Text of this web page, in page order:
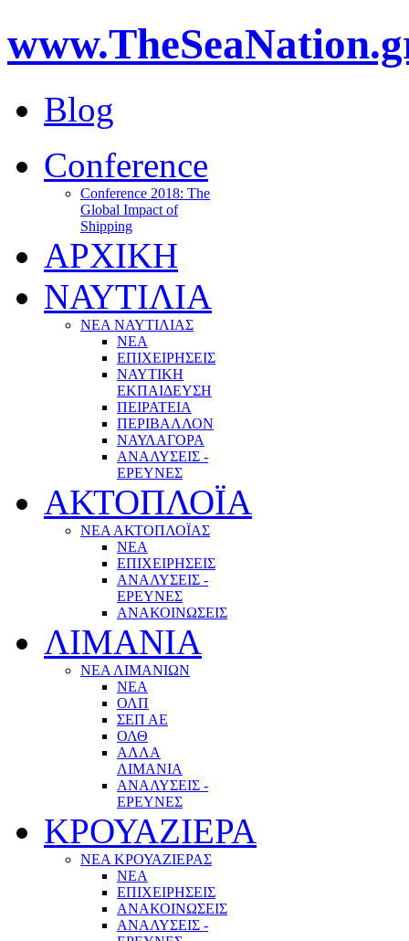
Blog
Conference
Conference 2018: The
Global Impact of
Shipping
ΑΡΧΙΚΗ
ΝΑΥΤΙΛΙΑ
ΝΕΑ ΝΑΥΤΙΛΙΑΣ
ΝΕΑ
ΕΠΙΧΕΙΡΗΣΕΙΣ
ΝΑΥΤΙΚΗ
ΕΚΠΑΙΔΕΥΣΗ
ΠΕΙΡΑΤΕΙΑ
ΠΕΡΙΒΑΛΛΟΝ
ΝΑΥΛΑΓΟΡΑ
ΑΝΑΛΥΣΕΙΣ -
ΕΡΕΥΝΕΣ
ΑΚΤΟΠΛΟΪΑ
ΝΕΑ ΑΚΤΟΠΛΟΪΑΣ
ΝΕΑ
ΕΠΙΧΕΙΡΗΣΕΙΣ
ΑΝΑΛΥΣΕΙΣ -
ΕΡΕΥΝΕΣ
ΑΝΑΚΟΙΝΩΣΕΙΣ
ΛΙΜΑΝΙΑ
ΝΕΑ ΛΙΜΑΝΙΩΝ
ΝΕΑ
ΟΛΠ
ΣΕΠ ΑΕ
ΟΛΘ
ΑΛΛΑ
ΛΙΜΑΝΙΑ
ΑΝΑΛΥΣΕΙΣ -
ΕΡΕΥΝΕΣ
ΚΡΟΥΑΖΙΕΡΑ
ΝΕΑ ΚΡΟΥΑΖΙΕΡΑΣ
NEA
ΕΠΙΧΕΙΡΗΣΕΙΣ
ΑΝΑΚΟΙΝΩΣΕΙΣ
ΑΝΑΛΥΣΕΙΣ -